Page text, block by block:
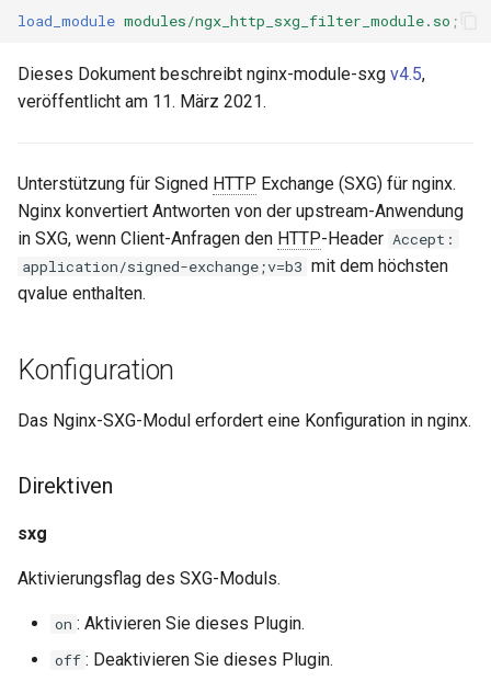
t $is_desktop
$is_mobile
$is_tv
$is_wearable
cors
counter
dns-server
dns
etcd
feishu-auth
ftpclient
hmac
load_module modules/ngx_http_sxg_filter_module.so ;
Dieses Dokument beschreibt nginx-module-sxg v4.5,
veröffentlicht am 11. März 2021.
Unterstützung für Signed HTTP Exchange (SXG) für nginx.
Nginx konvertiert Antworten von der upstream-Anwendung
in SXG, wenn Client-Anfragen den HTTP-Header Accept:
application/signed-exchange;v=b3 mit dem höchsten
qvalue enthalten.
Konfiguration
Das Nginx-SXG-Modul erfordert eine Konfiguration in nginx.
Direktiven
sxg
Aktivierungsflag des SXG-Moduls.
on : Aktivieren Sie dieses Plugin.
off : Deaktivieren Sie dieses Plugin.